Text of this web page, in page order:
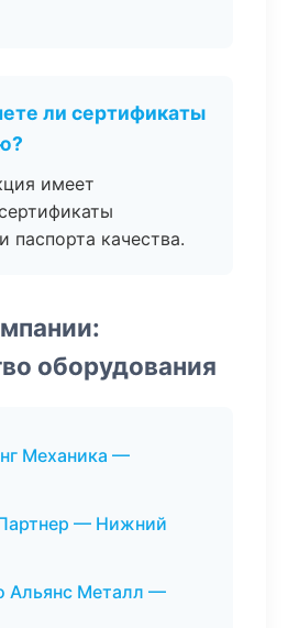
ли сертификаты
имеет
паспорта качества.
оборудования
Механика —
— Нижний
Альянс Металл —